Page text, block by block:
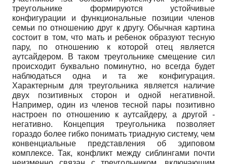
треугольнике формируются устойчивые
конфигурации и функциональные позиции членов
семьи по отношению друг к другу. Обычная картина
состоит в том, что мать и ребенок образуют тесную
пару, по отношению к которой отец является
аутсайдером. В таком треугольнике смещение сил
происходит буквально поминутно, но всегда будет
наблюдаться одна и та же конфигурация.
Характерным для треугольника является наличие
двух позитивных сторон и одной негативной.
Например, один из членов тесной пары позитивно
настроен по отношению к аутсайдеру, а другой -
негативно. Концепция треугольника позволяет
гораздо более гибко понимать триадную систему, чем
конвенциальные представления об эдиповом
комплексе. Так, конфликт между сиблингами почти